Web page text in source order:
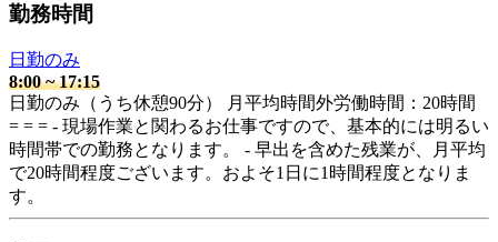
勤務時間
日勤のみ
8:00~17:15
日勤のみ（うち休憩90分） 月平均時間外労働時間：20時間
= = = - 現場作業と関わるお仕事ですので、基本的には明るい
時間帯での勤務となります。 - 早出を含めた残業が、月平均
で20時間程度ございます。およそ1日に1時間程度となりま
す。